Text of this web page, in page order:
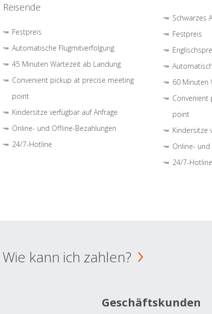
Reisende
Festpreis
Automatische Flugmitverfolgung
45 Minuten Wartezeit ab Landung
Convenient pickup at precise meeting
point
Kindersitze verfügbar auf Anfrage
Online- und Offline-Bezahlungen
24/7-Hotline
Schwarzes
Festpreis
60 Minuten
point
Kindersitze
Online-
24/7-Hotline
Wie kann ich zahlen?
Geschäftskunden